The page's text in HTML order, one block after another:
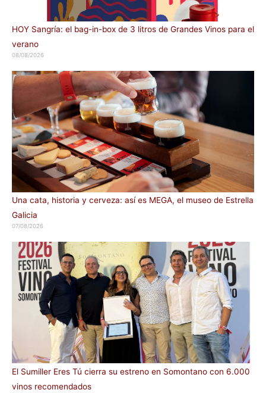
HOY Sangría: el bag-in-box de 3 litros de Grandes Vinos para el
verano
08/08/2026
Una cata, historia y cerveza: así es MEGA, el museo de Estrella
Galicia
07/08/2026
El Sumiller Eres Tú cierra su estreno en Somontano con 6.000
vinos recomendados